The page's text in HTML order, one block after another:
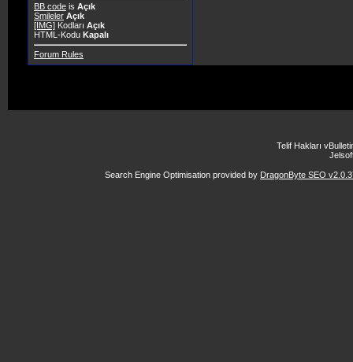
BB code is Açık
Smileler Açık
[IMG] Kodları Açık
HTML-Kodu Kapalı
Forum Rules
Telif Hakları
Search Engine Optimisation provided by DragonByte SEO